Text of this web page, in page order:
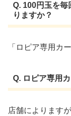
Q. 100円玉を毎
りますか？
「ロピア専用カ
Q. ロピア専用
店舗によります